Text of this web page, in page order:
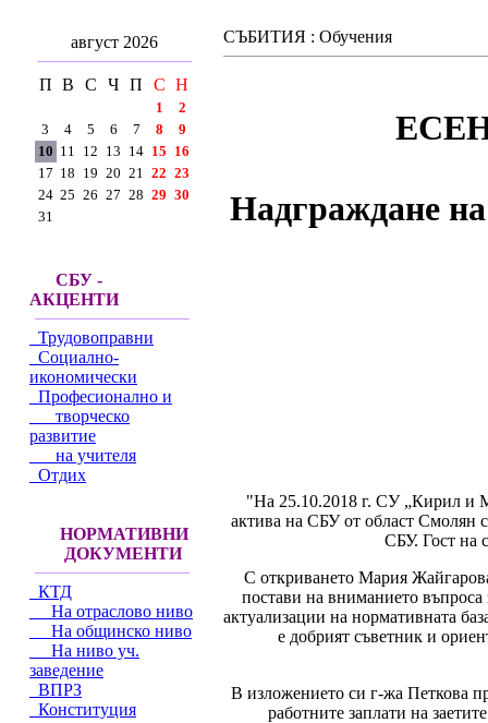
август 2026
П В С Ч П С Н
1
2
3
4 5 6 7 8
9
10 11 12 13 14 15 16
17 18 19 20 21 22 23
24 25 26 27 28 29 30
31
СБУ -
АКЦЕНТИ
Трудовоправни
Социално-
икономически
Професионално и
творческо
развитие
на учителя
Отдих
НОРМАТИВНИ
ДОКУМЕНТИ
КТД
На отраслово ниво
На общинско ниво
На ниво уч.
заведение
ВПРЗ
Конституция
СЪБИТИЯ : Обучения
Надграждане
"На 25.10.2018 г. СУ „Кирил и
актива на СБУ от област Смолян
СБУ. Гост на
С откриването Мария
постави на вниманието
актуализации на нормативната
е добрият съветник и
В изложението си г-жа Петкова
работните заплати на